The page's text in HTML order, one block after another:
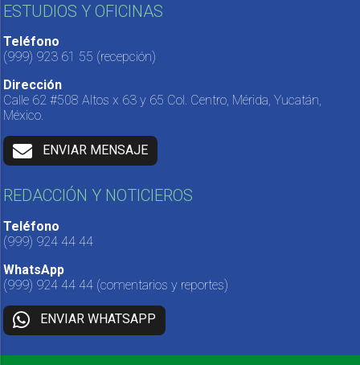
ESTUDIOS Y OFICINAS
Teléfono
(999) 923 61 55 (recepción)
Dirección
Calle 62 #508 Altos x 63 y 65 Col. Centro, Mérida, Yucatán,
México.
ENVIAR MENSAJE
REDACCIÓN Y NOTICIEROS
Teléfono
(999) 924 44 44
WhatsApp
(999) 924 44 44 (comentarios y reportes)
ENVIAR WHATSAPP